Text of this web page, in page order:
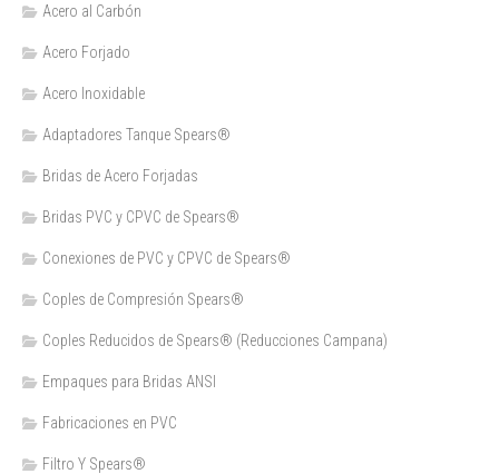
Acero al Carbón
Acero Forjado
Acero Inoxidable
Adaptadores Tanque Spears®
Bridas de Acero Forjadas
Bridas PVC y CPVC de Spears®
Conexiones de PVC y CPVC de Spears®
Coples de Compresión Spears®
Coples Reducidos de Spears® (Reducciones Campana)
Empaques para Bridas ANSI
Fabricaciones en PVC
Filtro Y Spears®